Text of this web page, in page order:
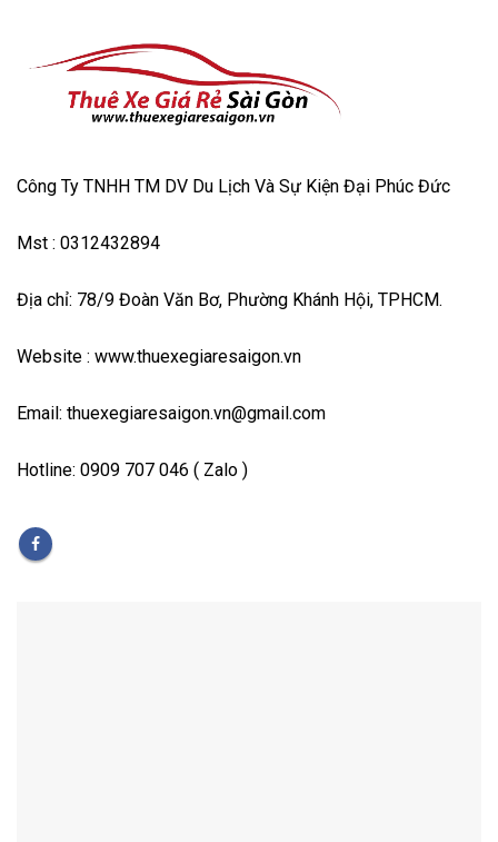
Công Ty TNHH TM DV Du Lịch Và Sự Kiện Đại Phúc Đức
Mst : 0312432894
Địa chỉ: 78/9 Đoàn Văn Bơ, Phường Khánh Hội, TPHCM.
Website : www.thuexegiaresaigon.vn
Email: thuexegiaresaigon.vn@gmail.com
Hotline: 0909 707 046 ( Zalo )